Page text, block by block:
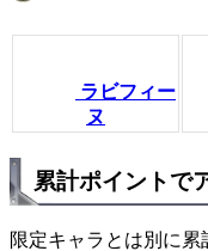
ラビフィー
ヌ
累計ポイントで
限定キャラとは別に